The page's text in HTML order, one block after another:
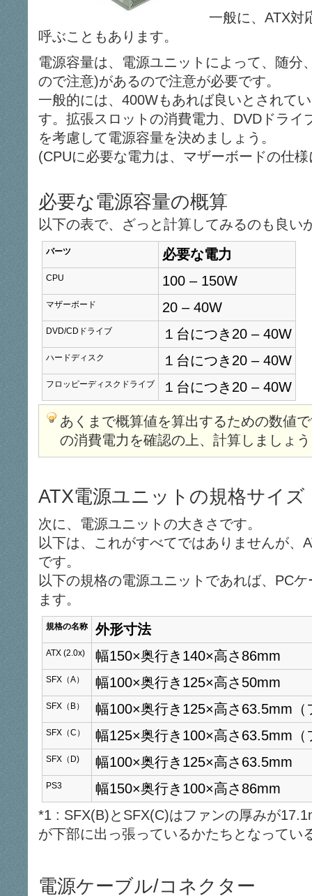
一般に、ATX対
呼ぶこともあります。
電源容量は、電源ユニットによって、随分
ので注意)があるので注意が必要です。
一般的には、400Wもあれば良いとされて
す。拡張スロットの消費電力、DVDドライ
を考慮して電源容量を決めましょう。
(CPUに必要な電力は、マザーボードの仕
必要な電源容量の概算
以下の表で、ざっと計算してみるのも良い
パーツ 必要な電力
CPU 100 – 150W
マザーボード 20 – 40W
DVD/CDドライブ １台につき20 – 40W
ハードディスク １台につき20 – 40W
フロッピーディスクドライブ １台につき20 – 40W
あくまで概算値を算出するための数値
の消費電力を確認の上、計算しましょ
ATX電源ユニットの規格サイズ
次に、電源ユニットの大きさです。
以下は、これがすべてではありませんが、
です。
以下の規格の電源ユニットであれば、PC
ます。
規格の名称 外形寸法
ATX (2.0x) 幅150×奥行き140×高さ86mm
SFX（A） 幅100×奥行き125×高さ50mm
SFX（B） 幅100×奥行き125×高さ63.5mm
SFX（C） 幅125×奥行き100×高さ63.5mm
SFX（D) 幅100×奥行き125×高さ63.5mm
PS3
幅150×奥行き100×高さ86mm
*1 : SFX(B)とSFX(C)はファンの厚みが
が下部に出っ張っているかたちとなってい
電源ケーブル/コネクター